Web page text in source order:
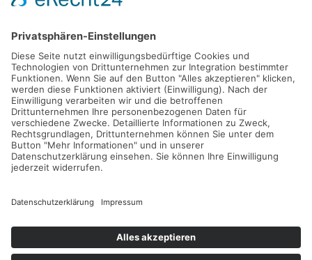
Gefördert durch die
Freie und Hansestadt Hamburg
SUCHT.HAMBURG gGmbH